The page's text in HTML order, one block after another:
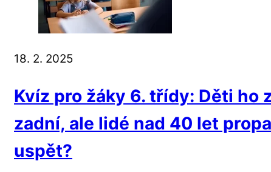
18. 2. 2025
Kvíz pro žáky 6. třídy: Děti ho
zadní, ale lidé nad 40 let
uspět?